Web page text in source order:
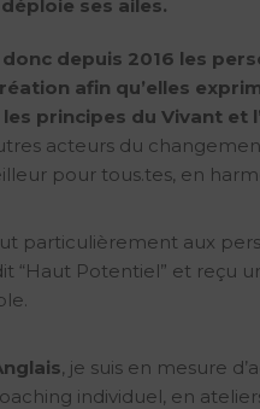
ses ailes.
donc depuis 2016 les
afin qu’elles
principes du Vivant et
acteurs du
pour tous.tes, en
particulièrement aux
“Haut Potentiel” et reçu
, je suis en mesure
individuel, en